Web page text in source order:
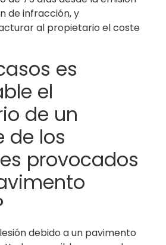
de infracción, y
al propietario el coste
es
el
de un
de los
provocados
debido a un pavimento